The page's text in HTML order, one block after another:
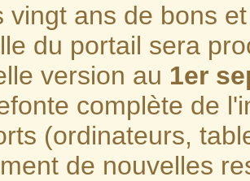
vingt ans de bons
du portail sera
version au 1er
complète de
(ordinateurs,
de nouvelles